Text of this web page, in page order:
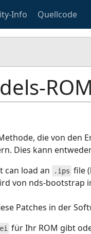
Info Quellcode
die von den
Dies kann
can load an
.ips file
von nds-bootstrap
Patches in der
für Ihr ROM gibt